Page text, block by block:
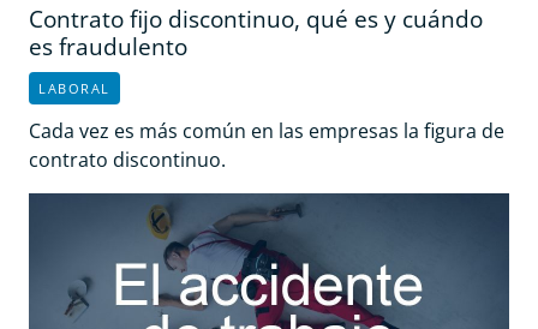
Contrato fijo discontinuo, qué es y cuándo
es fraudulento
LABORAL
Cada vez es más común en las empresas la figura de
contrato discontinuo.